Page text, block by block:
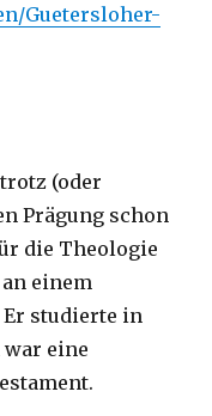
Guetersloher-
trotz (oder
Prägung schon
die Theologie
einem
studierte in
eine